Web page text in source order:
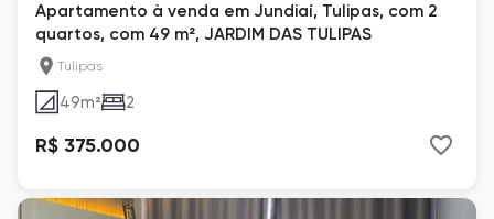
Apartamento à venda em Jundiaí, Tulipas, com 2
quartos, com 49 m², JARDIM DAS TULIPAS
Tulipas
49m² 2
R$ 375.000